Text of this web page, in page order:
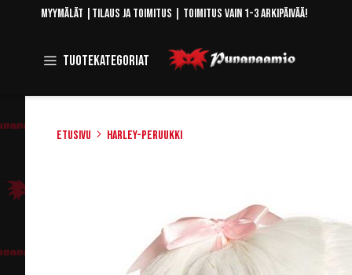
Skip
Myymälät Tilaus ja toimitus | Toimitus vain 1-3 arkipäivää!
Tuotekategoriat Toggle
Navigation
Etusivu Harley-peruukki